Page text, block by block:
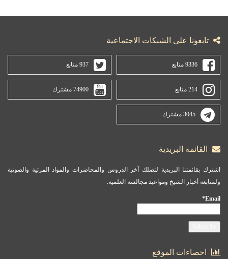
تابعونا على الشبكات الاجتماعية
9336 متابع 937 متابع
214 متابع 74900 مشترك
3045 مشترك
القائمة البريدية
اشترك بقائمتنا البريدية لتصلك آخر الدروس والمحاضرات والمواد المرئية والصوتية
ولمتابعة أخبار الشيخ ومواعيد مجالسه العلمية.
Email*
احصاءات الموقع